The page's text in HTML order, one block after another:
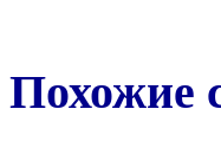
Похожие